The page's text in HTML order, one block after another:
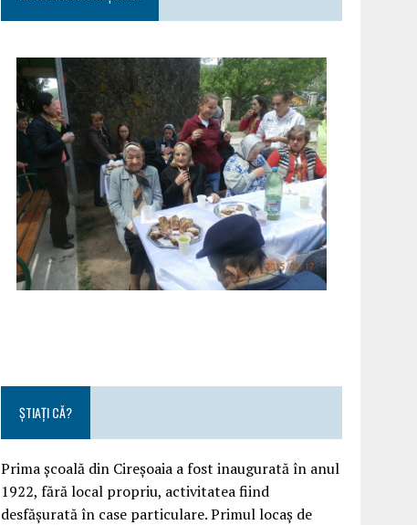
ȘTIAȚI CĂ?
Prima școală din Cireșoaia a fost inaugurată în anul
1922, fără local propriu, activitatea fiind
desfășurată în case particulare. Primul locaș de